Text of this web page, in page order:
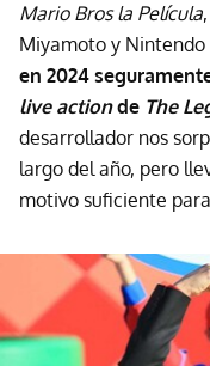
Mario Bros la Película
Miyamoto y
en 2024
live actionde The
desarrollador nos
largo del año, pero
motivo suficiente